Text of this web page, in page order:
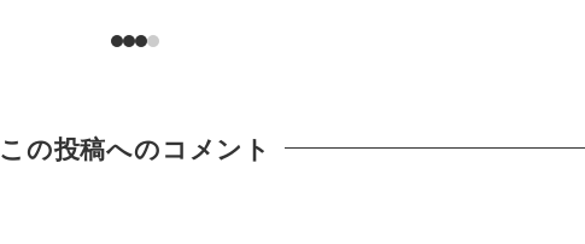
この投稿へのコメント